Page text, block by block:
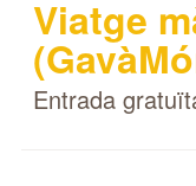
Viatge
Entrada